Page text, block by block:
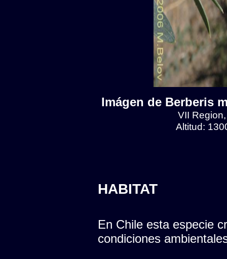
Imágen de Berberis
VII
Altitud:
HABITAT
En Chile esta especie
condiciones